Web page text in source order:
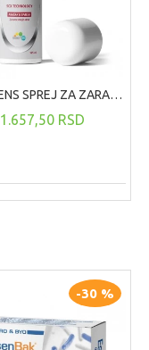
DEKUSENS SPREJ ZA ZARASTANJE RANA ,125 ML
1.657,50 RSD
-30 %